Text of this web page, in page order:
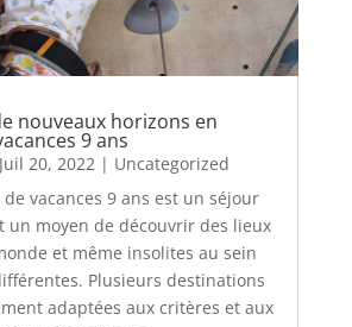
nouveaux horizons en
9 ans
Juil 20, 2022| Uncategorized
vacances 9 ans est un séjour
un moyen de découvrir des lieux
et même insolites au sein
Plusieurs destinations
adaptées aux critères et aux